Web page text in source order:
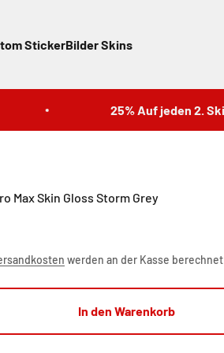
StickerBilder Skins
25% Auf jeden 2. Skin
Max Skin Gloss Storm Grey
werden an der Kasse berechnet
In den Warenkorb